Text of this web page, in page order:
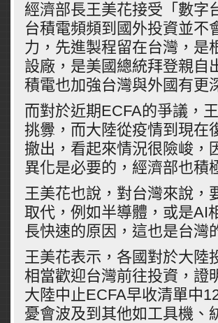
經濟部長王美花接受「數字
台積電頻頻到國外投資並不
力，先進製程留在台灣，是
設廠，是美國總統拜登親自
積電也加強台灣與外國有更
而對於近期ECFA的爭議，
挑釁，而大陸從疫情到現在
撤出，看起來情況很險峻，
異化是必要的，經濟部也積
王美花也說，對台灣來說，
取代，例如半導體，或是AI
長快速的原因，這也是台灣
王美花表示，各國對於大陸
相當歡迎台灣前往投資，證
大陸中止ECFA早收清單中
憂會波及到其他如工具機、